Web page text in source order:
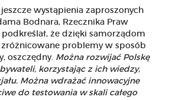
jeszcze wystąpienia zaproszonych
Bodnara, Rzecznika Praw
że dzięki samorządom
problemy w sposób
oszczędny. Można rozwijać Polskę
korzystając z ich wiedzy,
Można wdrażać innowacyjne
do testowania w skali całego